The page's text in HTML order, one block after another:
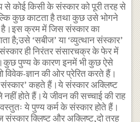
से कोई किसी के संस्कार को पूरी तरह से
कुछ काटता है तथा कुछ उसे भोगने
है।इस क्रम में जिस संस्कार का
है;उसे ‘सबीज’ या ‘व्युत्थान संस्कार’
ही निरंतर संसारचक्र के फेर में
पुण्य के कारण इनमें भी कुछ ऐसे
विवेक-ज्ञान की ओर प्रेरित करते हैं।
संस्कार’ कहते हैं।ये संस्कार अक्लिष्ट
नहीं होते हैं।ये जीवन की सच्चाई की राह
ये पुण्य कर्म के संस्कार होते हैं।
संस्कार क्लिष्ट और अक्लिष्ट,दो तरह